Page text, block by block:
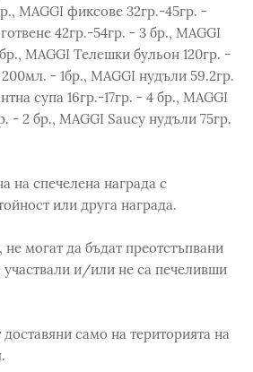
MAGGI фиксове 32гр.-45гр. -
42гр.-54гр. - 3 бр., MAGGI
MAGGI Телешки бульон 120гр. -
- 1бр., MAGGI нудъли 59.2гр.
супа 16гр.-17гр. - 4 бр., MAGGI
- 2 бр., MAGGI Saucy нудъли 75гр.
на спечелена награда с
или друга награда.
могат да бъдат преотстъпвани
участвали и/или не са печеливши
само на територията на